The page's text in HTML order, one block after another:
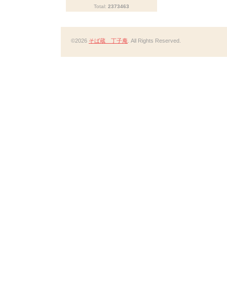
Total: 2373463
©2026 そば蔵 丁子庵 . All Rights Reserved.